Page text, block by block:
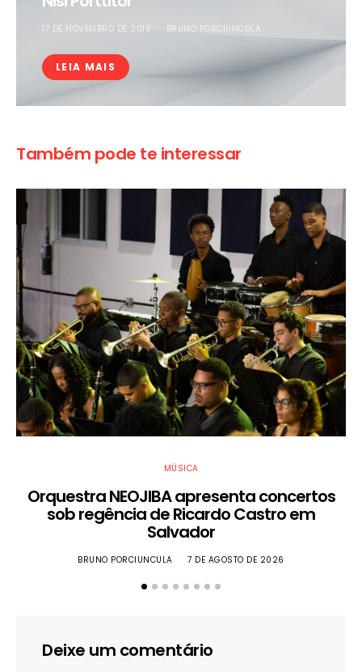
17 DE NOVEMBRO DE 2019 BRUNO PORCIUNCULA
LEIA MAIS
Também pode te interessar
MÚSICA
Orquestra NEOJIBA apresenta concertos
sob regência de Ricardo Castro em
Salvador
BRUNO PORCIUNCULA 7 DE AGOSTO DE 2026
Deixe um comentário